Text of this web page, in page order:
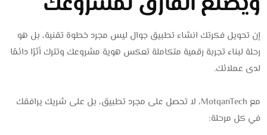
إن تحويل فكرتك انشاء تطبيقجوال ليس مجرد خطوة تقنية، بل هو
رحلة لبناء تجربة رقمية متكاملة تعكس هوية مشروعك وتترك أثرًا دائمًا
لدى عملائك.
مع MotqanTech، لا تحصل على مجرد تطبيق، بل على شريك يرافقك
في كل مرحلة: